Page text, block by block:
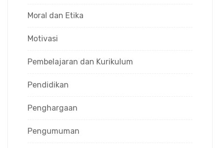
Moral dan Etika
Motivasi
Pembelajaran dan Kurikulum
Pendidikan
Penghargaan
Pengumuman